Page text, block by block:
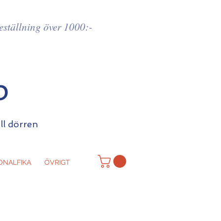
över 1000:-
dörren
ÖVRIGT